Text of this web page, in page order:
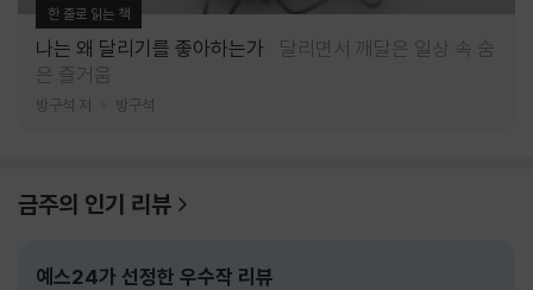
한 줄로 읽는 책
나는 왜 달리기를 좋아하는가
달리면서 깨달은 일상 속 숨
은 즐거움
방구석 저 방구석
금주의 인기 리뷰
예스24가 선정한 우수작 리뷰